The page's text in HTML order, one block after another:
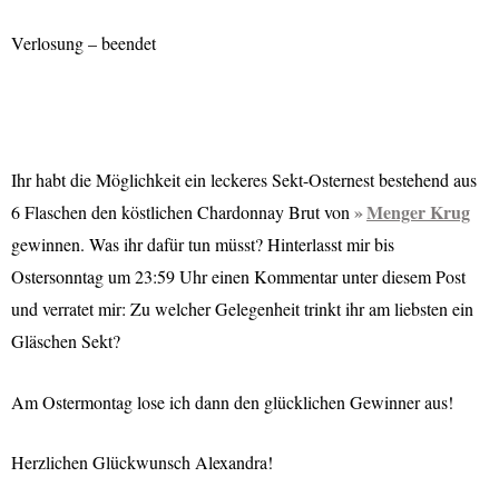
Verlosung – beendet
Ihr habt die Möglichkeit ein leckeres Sekt-Osternest bestehend aus
6 Flaschen den köstlichen Chardonnay Brut von
Menger Krug
gewinnen. Was ihr dafür tun müsst? Hinterlasst mir bis
Ostersonntag um 23:59 Uhr einen Kommentar unter diesem Post
und verratet mir: Zu welcher Gelegenheit trinkt ihr am liebsten ein
Gläschen Sekt?
Am Ostermontag lose ich dann den glücklichen Gewinner aus!
Herzlichen Glückwunsch Alexandra!